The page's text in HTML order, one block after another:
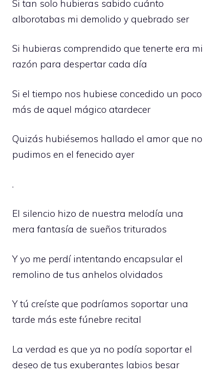
Si tan solo hubieras sabido cuánto
alborotabas mi demolido y quebrado ser
Si hubieras comprendido que tenerte era mi
razón para despertar cada día
Si el tiempo nos hubiese concedido un poco
más de aquel mágico atardecer
Quizás hubiésemos hallado el amor que no
pudimos en el fenecido ayer
.
El silencio hizo de nuestra melodía una
mera fantasía de sueños triturados
Y yo me perdí intentando encapsular el
remolino de tus anhelos olvidados
Y tú creíste que podríamos soportar una
tarde más este fúnebre recital
La verdad es que ya no podía soportar el
deseo de tus exuberantes labios besar